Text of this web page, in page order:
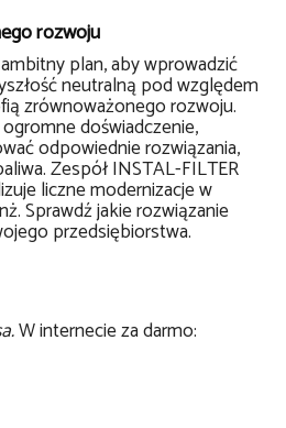
rozwoju
plan, aby wprowadzić
neutralną pod względem
zrównoważonego rozwoju.
doświadczenie,
odpowiednie rozwiązania,
Zespół INSTAL-FILTER
liczne modernizacje w
Sprawdź jakie rozwiązanie
przedsiębiorstwa.
W internecie za darmo: